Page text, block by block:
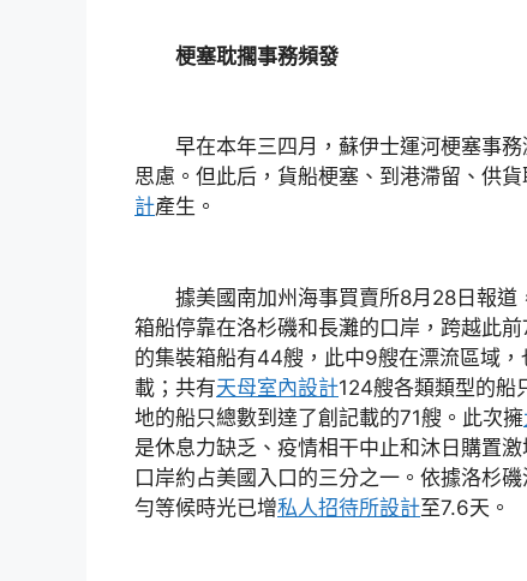
梗塞耽擱事務頻發
早在本年三四月，蘇伊士運河梗塞事務
思慮。但此后，貨船梗塞、到港滯留、供
計產生。
據美國南加州海事買賣所8月28日報道
箱船停靠在洛杉磯和長灘的口岸，跨越此
的集裝箱船有44艘，此中9艘在漂流區域
載；共有天母室內設計124艘各類類型的船
地的船只總數到達了創記載的71艘。此次擁
是休息力缺乏、疫情相干中止和沐日購置
口岸約占美國入口的三分之一。依據洛杉
勻等候時光已增私人招待所設計至7.6天。